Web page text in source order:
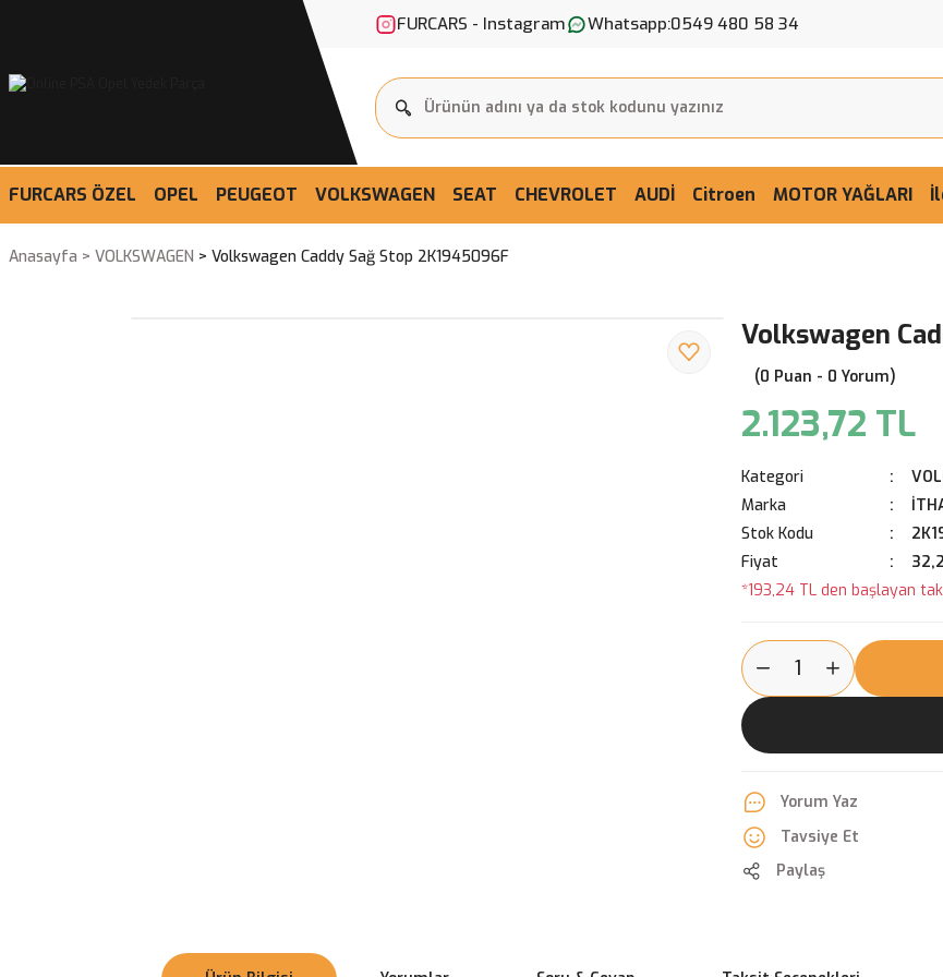
FURCARS - Instagram Whatsapp:0549 480 58 34
FURCARS ÖZEL OPEL PEUGEOT VOLKSWAGEN SEAT CHEVROLET AUDİ Citroen MOTOR YAĞLARI
Anasayfa VOLKSWAGEN Volkswagen Caddy Sağ Stop 2K1945096F
Volkswagen
(0 Puan - 0 Yorum)
2.123,72 TL
Kategori
Marka
Stok Kodu
Fiyat
*193,24 TL den başlayan
Yorum Yaz
Tavsiye Et
Paylaş